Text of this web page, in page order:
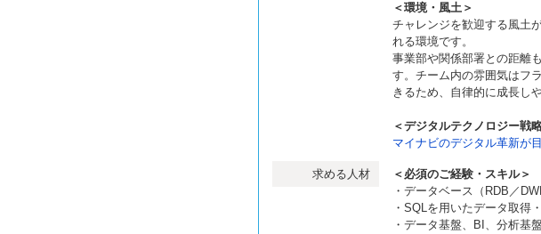
＜環境・風土＞
チャレンジを歓迎する風土
れる環境です。
事業部や関係部署との距離
す。チーム内の雰囲気はフ
きるため、自律的に成長し
＜デジタルテクノロジー戦
マイナビのデジタル革新が
求める人材
＜必須のご経験・スキル＞
・データベース（RDB／
・SQLを用いたデータ取得
・データ基盤、BI、分析基